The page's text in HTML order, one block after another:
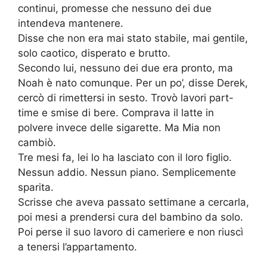
continui, promesse che nessuno dei due
intendeva mantenere.
Disse che non era mai stato stabile, mai gentile,
solo caotico, disperato e brutto.
Secondo lui, nessuno dei due era pronto, ma
Noah è nato comunque. Per un po’, disse Derek,
cercò di rimettersi in sesto. Trovò lavori part-
time e smise di bere. Comprava il latte in
polvere invece delle sigarette. Ma Mia non
cambiò.
Tre mesi fa, lei lo ha lasciato con il loro figlio.
Nessun addio. Nessun piano. Semplicemente
sparita.
Scrisse che aveva passato settimane a cercarla,
poi mesi a prendersi cura del bambino da solo.
Poi perse il suo lavoro di cameriere e non riuscì
a tenersi l’appartamento.